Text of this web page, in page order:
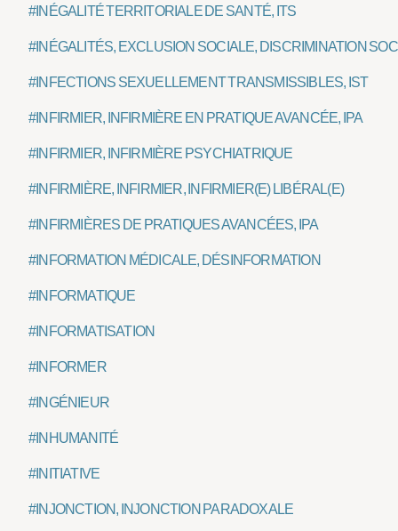
#INÉGALITÉ TERRITORIALE DE SANTÉ, ITS
#INÉGALITÉS, EXCLUSION SOCIALE, DISCRIMINATION
#INFECTIONS SEXUELLEMENT TRANSMISSIBLES, IST
#INFIRMIER, INFIRMIÈRE EN PRATIQUE AVANCÉE, IPA
#INFIRMIER, INFIRMIÈRE PSYCHIATRIQUE
#INFIRMIÈRE, INFIRMIER, INFIRMIER(E) LIBÉRAL(E)
#INFIRMIÈRES DE PRATIQUES AVANCÉES, IPA
#INFORMATION MÉDICALE, DÉSINFORMATION
#INFORMATIQUE
#INFORMATISATION
#INFORMER
#INGÉNIEUR
#INHUMANITÉ
#INITIATIVE
#INJONCTION, INJONCTION PARADOXALE